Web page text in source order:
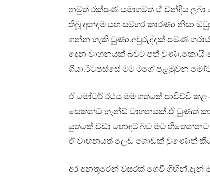
නමුත් රක්ෂණ සමාගමත් ඒ වන්දිය ලබා
තිබූ අන්දම සහ සමහර කාරණා නිසා
ගන්න හැකි වුණා.අවුරුද්දක් පමණ
දෙන වාහනයක් බවට පත් වුණා.කොයි
ගියා.ඊටපස්සේ මම මගේ පළමුවන
ඒ මෝටර් රථය මම ගත්තේ පාවිච්චි
සෙකන්ඩ් හෑන්ඩ් වාහනයක්.ඒ වුණත්
යුත්තේ වඩා හොඳට බව මට
ඒ වාහනයත් ලෙඩ ගොඩක් වුණොත්
අර අනතුරෙන් වසරක් ගෙවී